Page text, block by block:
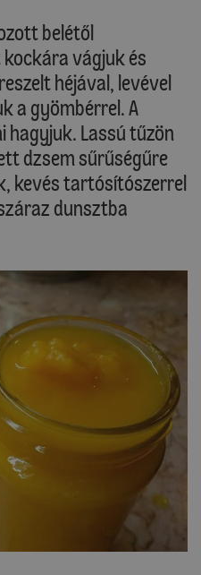
belétől
vágjuk és
héjával, levével
a gyömbérrel. A
hagyjuk. Lassú tűzön
dzsem sűrűségűre
kevés tartósítószerrel
dunsztba